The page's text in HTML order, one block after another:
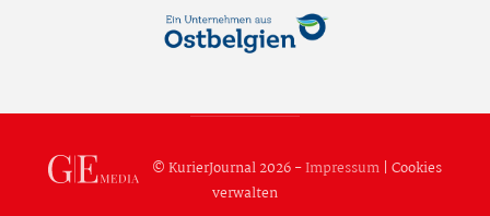
© KurierJournal 2026 -Impressum| Cookies
verwalten